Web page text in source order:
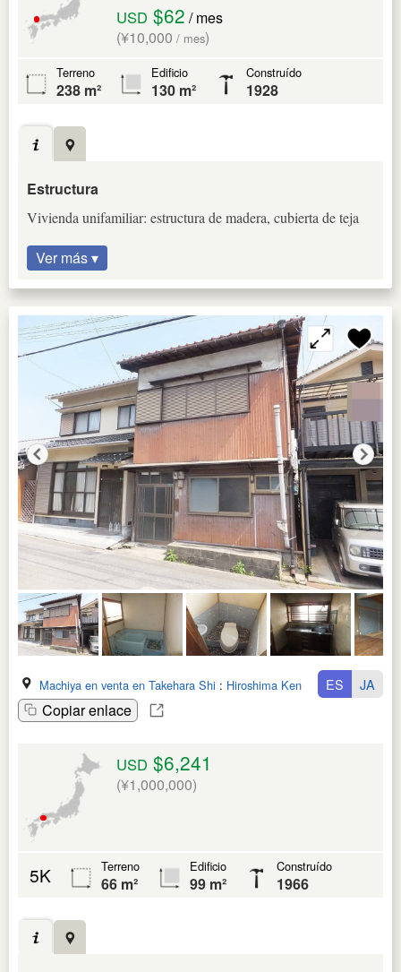
USD $62 / mes
(¥10,000 / mes)
Terreno
238 m²
Edificio
130 m²
Construído
1928
Estructura
Vivienda unifamiliar: estructura de madera, cubierta de teja
Ver más ▾
Machiya en venta en Takehara Shi : Hiroshima Ken
Copiar enlace
ES JA
USD $6,241
(¥1,000,000)
5K Terreno
66 m²
Edificio
99 m²
Construído
1966